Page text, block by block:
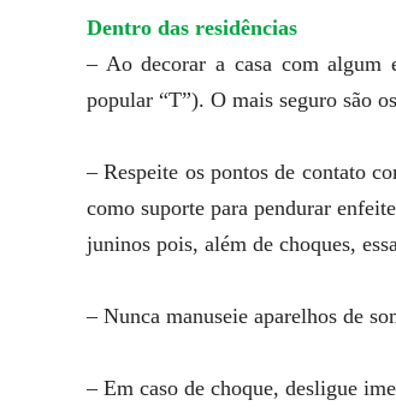
Dentro das residências
– Ao decorar a casa com algum
popular “T”). O mais seguro são
– Respeite os pontos de contato
como suporte para pendurar
juninos pois, além de choques,
– Nunca manuseie aparelhos de
– Em caso de choque, desligue